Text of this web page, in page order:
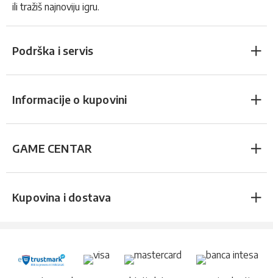
ili tražiš najnoviju igru.
Podrška i servis
Informacije o kupovini
GAME CENTAR
Kupovina i dostava